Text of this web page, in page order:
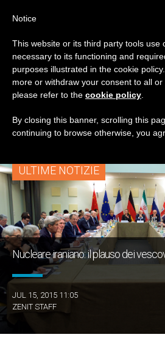
TAG
Posts
‘conflitti’
ULTIME NOTIZIE
Nucleare iraniano: il plauso dei
JUL 15, 2015 11:05
ZENIT STAFF
Notice
This website or its third party tools use
necessary to its functioning and
purposes illustrated in the cookie
more or withdraw your consent to all or
please refer to the cookie policy
By closing this banner, scrolling this
continuing to browse otherwise, you